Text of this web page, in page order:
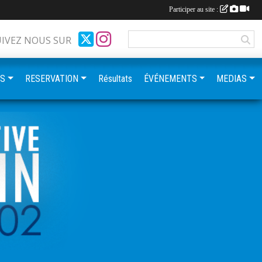
NOUS SUR
RESERVATION Résultats ÉVÉNEMENTS MEDIAS
Participer au site :